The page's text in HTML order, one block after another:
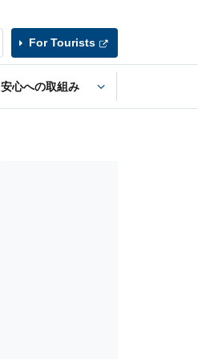
安心への取組み
For Tourists